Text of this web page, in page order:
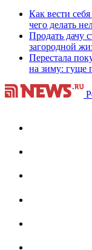
Как вести
чего делать
Продать дачу
загородной
Перестала
на зиму: гуще